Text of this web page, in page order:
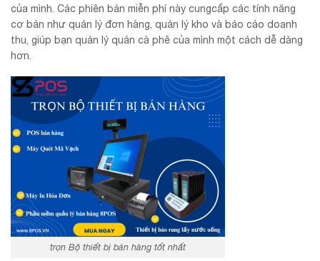
của mình. Các phiên bản miễn phí này cungcấp các tính năng
cơ bản như quản lý đơn hàng, quản lý kho và báo cáo doanh
thu, giúp bạn quản lý quán cà phê của mình một cách dễ dàng
hơn.
trọn Bộ thiết bị bán hàng tốt nhất